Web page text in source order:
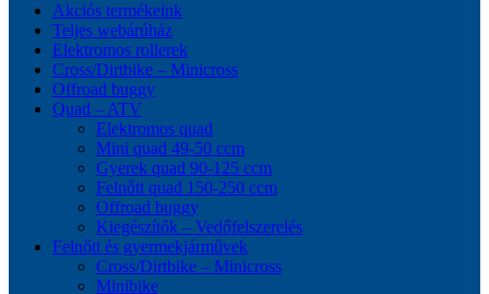
Akciós termékeink
Teljes webárúház
Elektromos rollerek
Cross/Dirtbike – Minicross
Offroad buggy
Quad – ATV
Elektromos quad
Mini quad 49-50 ccm
Gyerek quad 90-125 ccm
Felnőtt quad 150-250 ccm
Offroad buggy
Kiegészítők – Vedőfelszerelés
Felnőtt és gyermekjárművek
Cross/Dirtbike – Minicross
Minibike